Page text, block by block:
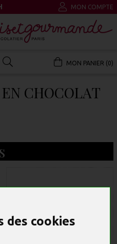
des cookies
MON COMPTE
MON PANIER (0)
CHOCOLAT